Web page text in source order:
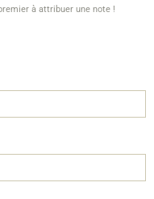
à attribuer une note !